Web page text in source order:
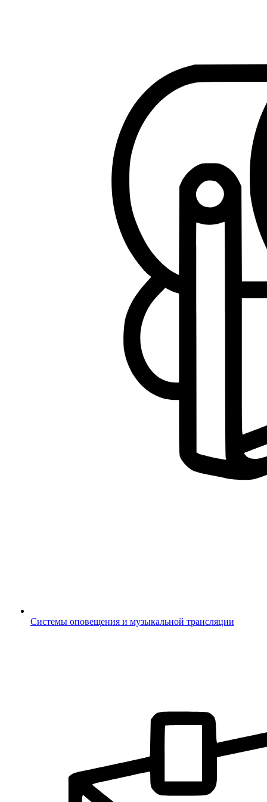
Системы оповещения и музыкальной трансляции